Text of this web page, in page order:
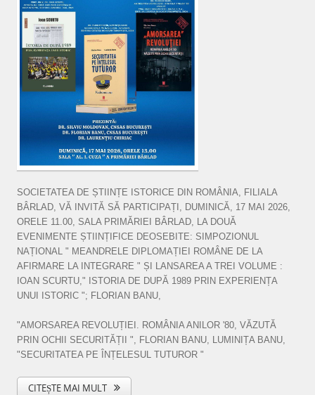
SOCIETATEA DE ȘTIINȚE ISTORICE DIN ROMÂNIA, FILIALA
BÂRLAD, VĂ INVITĂ SĂ PARTICIPAȚI, DUMINICĂ, 17 MAI 2026,
ORELE 11.00, SALA PRIMĂRIEI BÂRLAD, LA DOUĂ
EVENIMENTE ȘTIINȚIFICE DEOSEBITE: SIMPOZIONUL
NAȚIONAL " MEANDRELE DIPLOMAȚIEI ROMÂNE DE LA
AFIRMARE LA INTEGRARE " ȘI LANSAREA A TREI VOLUME :
IOAN SCURTU," ISTORIA DE DUPĂ 1989 PRIN EXPERIENȚA
UNUI ISTORIC "; FLORIAN BANU,
"AMORSAREA REVOLUȚIEI. ROMÂNIA ANILOR '80, VĂZUTĂ
PRIN OCHII SECURITĂȚII ", FLORIAN BANU, LUMINIȚA BANU,
"SECURITATEA PE ÎNȚELESUL TUTUROR "
CITEȘTE MAI MULT